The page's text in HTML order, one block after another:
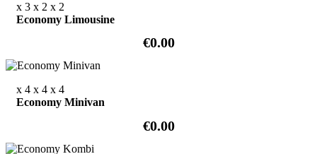
x 3 x 2 x 2
Economy Limousine
€0.00
x 4 x 4 x 4
Economy Minivan
€0.00